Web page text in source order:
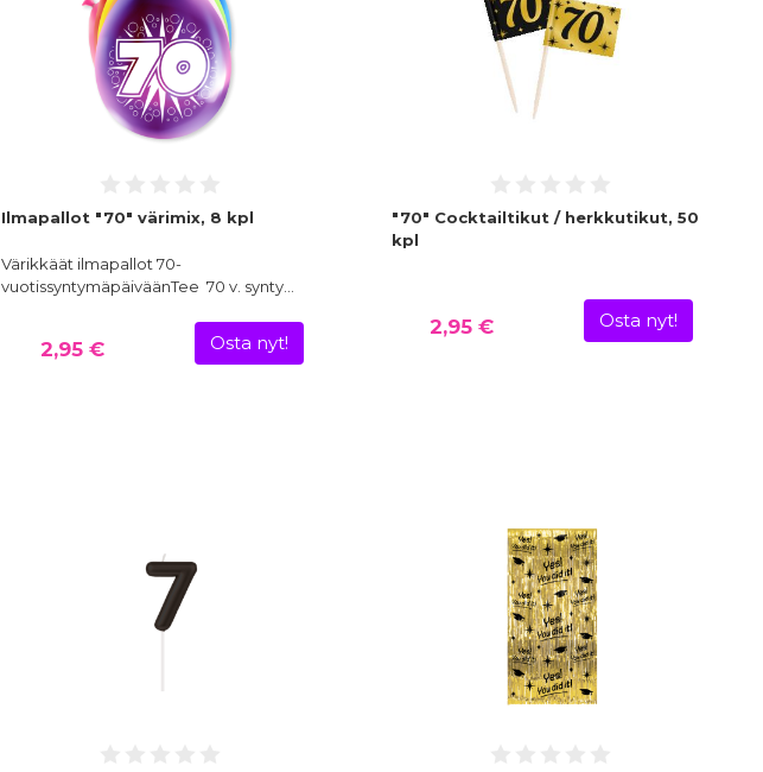
Ilmapallot "70" värimix, 8 kpl
Värikkäät ilmapallot 70-
vuotissyntymäpäiväänTee 70 v. synty…
2,95 € Osta nyt!
"70" Cocktailtikut / herkkutikut, 50
kpl
2,95 € Osta nyt!